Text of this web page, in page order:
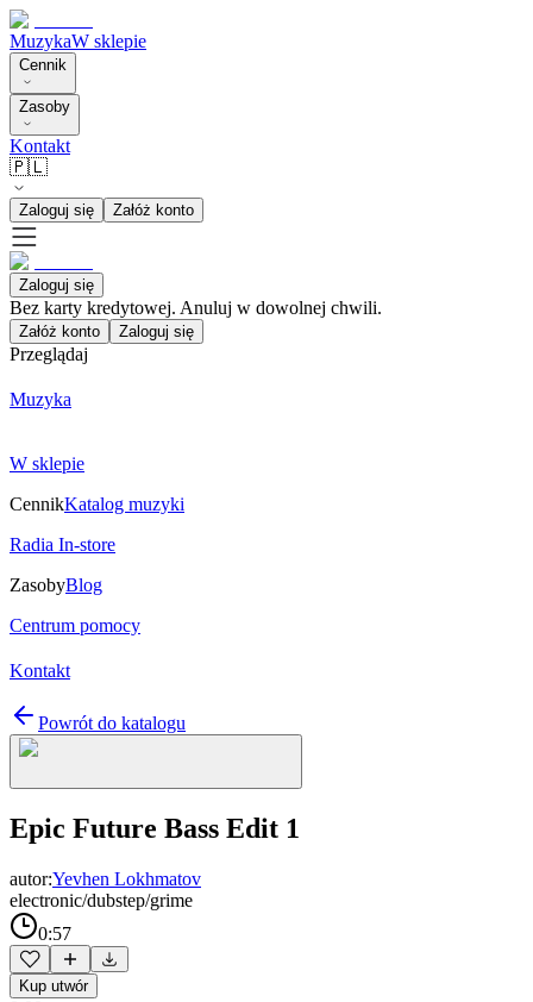
MuzykaW sklepie
Cennik
Zasoby
Kontakt
🇵🇱
Zaloguj się Załóż konto
Zaloguj się
Bez karty kredytowej. Anuluj w dowolnej chwili.
Załóż konto Zaloguj się
Przeglądaj
Muzyka
W sklepie
CennikKatalog muzyki
Radia In-store
ZasobyBlog
Centrum pomocy
Kontakt
Powrót do katalogu
Epic Future Bass Edit 1
autor:Yevhen Lokhmatov
electronic/dubstep/grime
0:57
Kup utwór